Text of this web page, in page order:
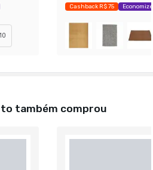
Cashback R$ 75 Economize
também comprou